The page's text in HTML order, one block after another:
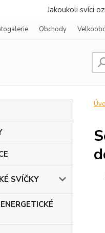
Jakoukoli svíci
Obchody
SVÍČKY